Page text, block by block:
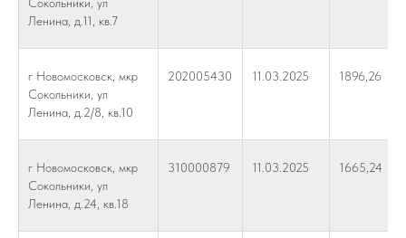
Ленина, д.11, кв.7
г Новомосковск, мкр
Сокольники, ул
Ленина, д.2/8, кв.10
202005430 11.03.2025 1896,26
г Новомосковск, мкр
Сокольники, ул
Ленина, д.24, кв.18
310000879 11.03.2025 1665,24